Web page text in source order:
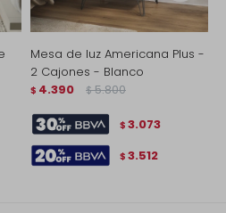
Mesa de luz Americana Plus -
2 Cajones - Blanco
$ 4.390 $ 5.800
$ 3.073
$ 3.512